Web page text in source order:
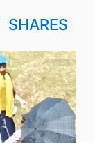
SHARES